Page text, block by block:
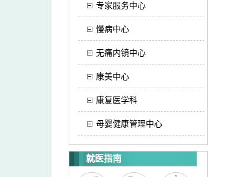
专家服务中心
慢病中心
无痛内镜中心
康美中心
康复医学科
母婴健康管理中心
就医指南